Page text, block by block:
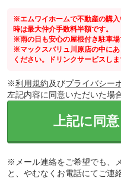
※エムワイホームで不動産の購
時は最大仲介手数料半額です。
※雨の日も安心の屋根付き駐車場
※マックスバリュ川原店の中に
ください。ドリンクサービスしま
※利用規約及びプライバシー
左記内容に同意いただいた場
上記に同
※メール連絡をご希望でも、
と、やむなくお電話にてご連